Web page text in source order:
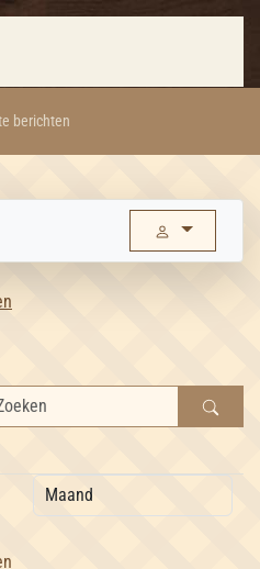
berichten